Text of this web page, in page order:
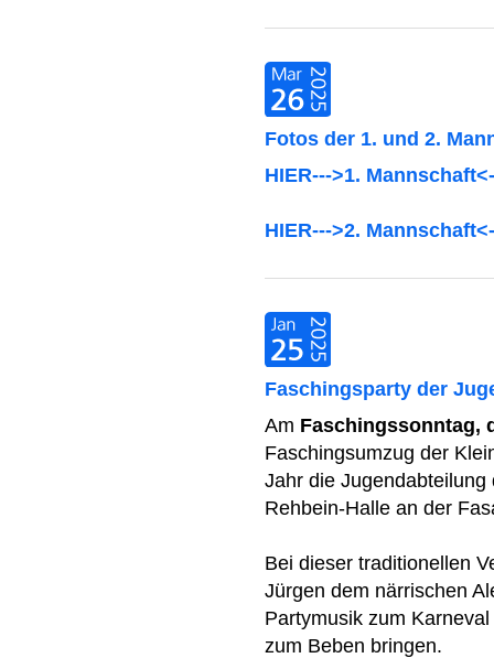
Fotos der 1. und 2.
HIER--->1.
HIER--->2.
Faschingsparty der
Am Faschingssonntag,
Faschingsumzug der
Jahr die
Rehbein-Halle an der
Bei dieser traditionellen
Jürgen dem närrischen
Partymusik zum
zum Beben bringen.